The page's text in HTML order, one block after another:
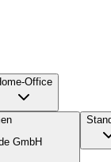
Office
GmbH